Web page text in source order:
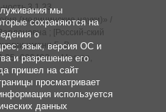
3.1.23.
(медицинские науки)» /
; [Россий-ский
имени Б. В.
25‒000492. ‒ Москва,
мы
сохраняются на
о
язык, версия ОС и
и разрешение его
пришел на сайт
просматривает
используется
данных